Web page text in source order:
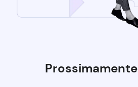
Prossimamente